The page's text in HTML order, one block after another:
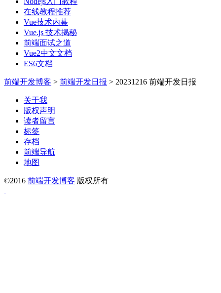
在线教程推荐
Vue技术内幕
Vue.js 技术揭秘
前端面试之道
Vue2中文文档
ES6文档
前端开发博客 > 前端开发日报 > 20231216 前端开发日报
关于我
版权声明
读者留言
标签
存档
前端导航
地图
©2016 前端开发博客 版权所有